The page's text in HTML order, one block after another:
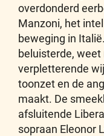
overdonderd
Manzoni, het
beweging in
beluisterde,
verpletterende
toonzet en de
maakt. De
afsluitende
sopraan Eleonor